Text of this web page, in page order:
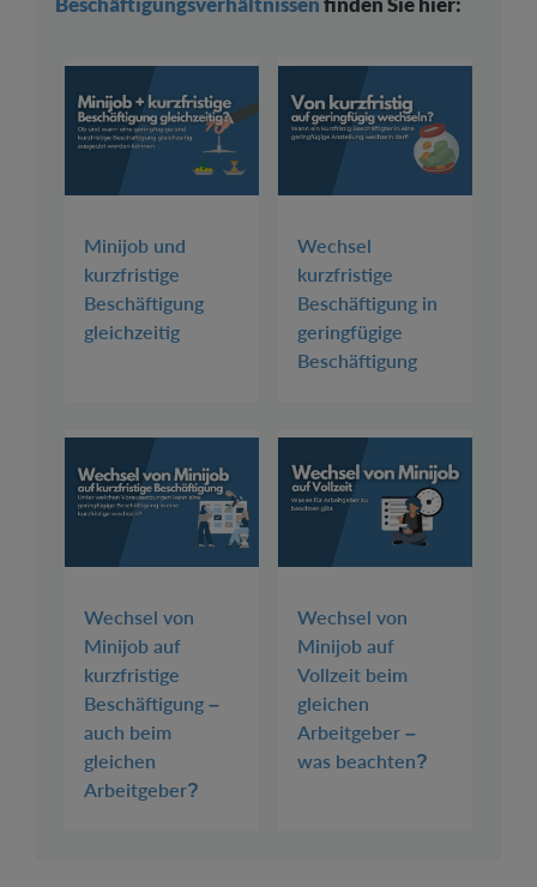
Minijob und
kurzfristige
Beschäftigung
gleichzeitig
Wechsel
kurzfristige
Beschäftigung in
geringfügige
Beschäftigung
Wechsel von
Minijob auf
kurzfristige
Beschäftigung –
auch beim
gleichen
Arbeitgeber?
Wechsel von
Minijob auf
Vollzeit beim
gleichen
Arbeitgeber –
was beachten?